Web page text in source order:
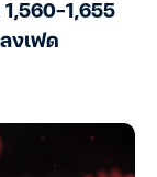
1,655
งเฟด